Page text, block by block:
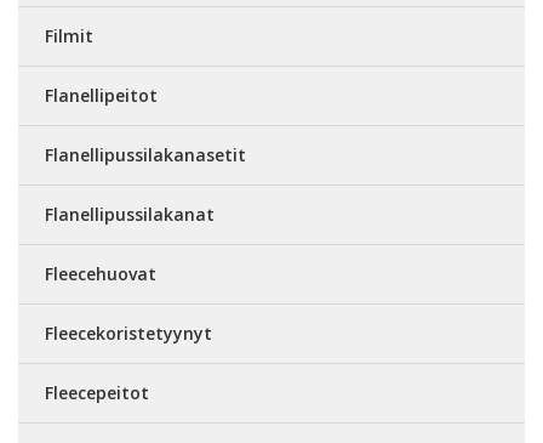
Filmit
Flanellipeitot
Flanellipussilakanasetit
Flanellipussilakanat
Fleecehuovat
Fleecekoristetyynyt
Fleecepeitot